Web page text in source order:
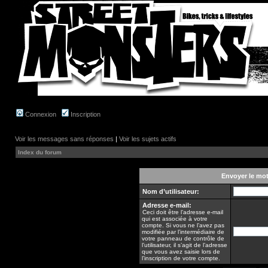
Connexion Inscription
Voir les messages sans réponses | Voir les sujets actifs
Index du forum
Envoyer le
Nom d’utilisateur:
Adresse e-mail:
Ceci doit être l’adresse e-mail
qui est associée à votre
compte. Si vous ne l’avez pas
modifiée par l’intermédiaire de
votre panneau de contrôle de
l’utilisateur, il s’agit de l’adresse
que vous avez saisie lors de
l’inscription de votre compte.